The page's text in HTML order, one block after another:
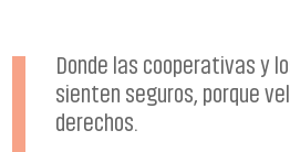
Donde las cooperativas y
sienten seguros, porque
derechos.